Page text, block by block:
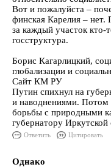
Вот и пожалуйста –
финская Карелия –
за каждый участок кто-
госструктура.
Борис Кагарлицкий,
глобализации и
Сайт КМ РУ
Путин спихнул на
и наводнениями. Потом
борьбы с природными
губернатору Иркутской
Ответить Цитировать
Однако